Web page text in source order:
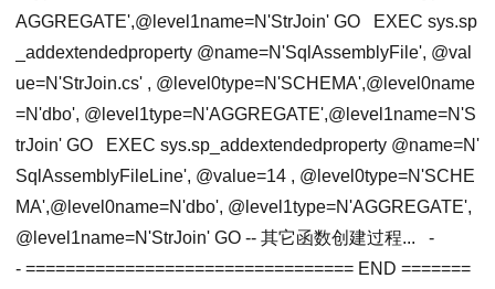
AGGREGATE',@level1name=N'StrJoin' GO EXEC sys.sp
_addextendedproperty @name=N'SqlAssemblyFile', @val
ue=N'StrJoin.cs' , @level0type=N'SCHEMA',@level0name
=N'dbo', @level1type=N'AGGREGATE',@level1name=N'S
trJoin' GO EXEC sys.sp_addextendedproperty @name=N'
SqlAssemblyFileLine', @value=14 , @level0type=N'SCHE
MA',@level0name=N'dbo', @level1type=N'AGGREGATE',
@level1name=N'StrJoin' GO -- 其它函数创建过程...
-
- ================================= END =======